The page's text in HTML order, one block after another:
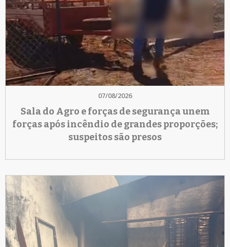
07/08/2026
Sala do Agro e forças de segurança unem
forças após incêndio de grandes proporções;
suspeitos são presos